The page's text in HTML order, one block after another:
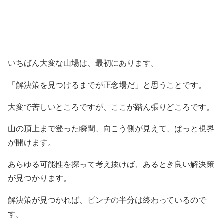
いちばん大変な山場は、最初にあります。
「解決策を見つけるまでが正念場だ」と思うことです。
大変で苦しいところですが、ここが踏ん張りどころです。
山の頂上まで登った瞬間、向こう側が見えて、ぱっと視界
が開けます。
あらゆる可能性を探って考え抜けば、あるとき良い解決策
が見つかります。
解決策が見つかれば、ピンチの半分は終わっているので
す。